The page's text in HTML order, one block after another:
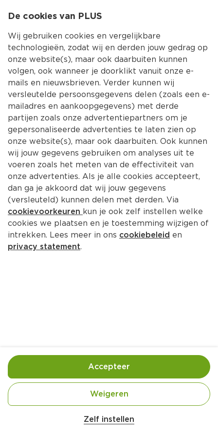
Kies jouw
Ingrediënten Bereiding
40 g boter, gesmolten + extra voor invetten
De cookies van PLUS
Wij gebruiken cookies en vergelijkbare
technologieën, zodat wij en derden jouw gedrag op
onze website(s), maar ook daarbuiten kunnen
volgen, ook wanneer je doorklikt vanuit onze e-
mails en nieuwsbrieven. Verder kunnen wij
versleutelde persoonsgegevens delen (zoals een e-
mailadres en aankoopgegevens) met derde
partijen zoals onze advertentiepartners om je
gepersonaliseerde advertenties te laten zien op
onze website(s), maar ook daarbuiten. Ook kunnen
wij jouw gegevens gebruiken om analyses uit te
voeren zoals het meten van de effectiviteit van
onze advertenties. Als je alle cookies accepteert,
dan ga je akkoord dat wij jouw gegevens
(versleuteld) kunnen delen met derden. Via
cookievoorkeuren kun je ook zelf instellen welke
cookies we plaatsen en je toestemming wijzigen of
intrekken. Lees meer in ons cookiebeleid en
privacy statement.
Zelf instellen
Weigeren
Accepteer